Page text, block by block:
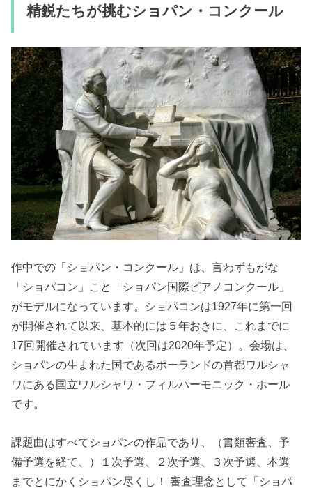
精鋭たちが挑むショパン・コンクール
作中での「ショパン・コンクール」は、言わずもがな
「ショパコン」こと「ショパン国際ピアノコンクール」
がモデルになっています。ショパコンは1927年に第一回
が開催されて以来、基本的には５年おきに、これまでに
17回開催されています（次回は2020年予定）。会場は、
ショパンの生まれた国であるポーランドの首都ワルシャ
ワにある国立ワルシャワ・フィルハーモニック・ホール
です。
課題曲はすべてショパンの作品であり、（書類審査、予
備予選を経て、）１次予選、２次予選、３次予選、本選
までとにかくショパン尽くし！ 審査理念として「ショパ